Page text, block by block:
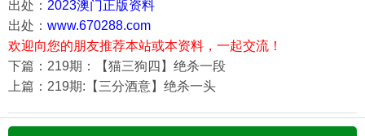
出处： 2023澳门正版资料
出处： www.670288.com
欢迎向您的朋友推荐本站或本资料，一起交流！
下篇：219期：【猫三狗四】绝杀一段
上篇：219期:【三分酒意】绝杀一头